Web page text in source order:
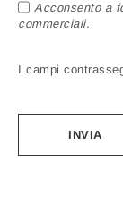
Acconsento a
commerciali.
I campi